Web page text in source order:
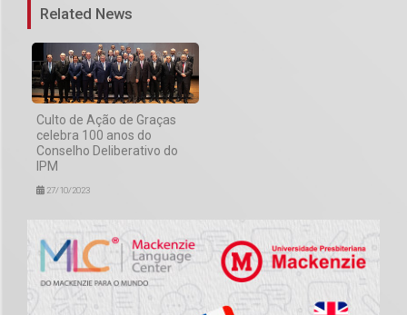
Related News
Culto de Ação de Graças
celebra 100 anos do
Conselho Deliberativo do
IPM
27/10/2023